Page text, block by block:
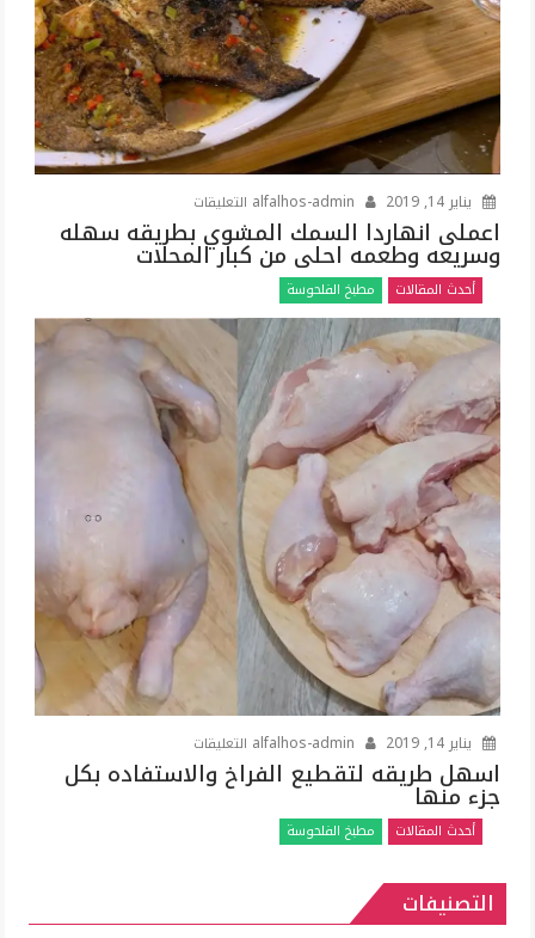
يناير 14, 2019 التعليقات
اعملى
انهاردا
بطريقه
سهله
وسريعه
وطعمه
احلى
من
كبار
المحلات
مغلقة
اعملى انهاردا السمك المشوي بطريقه سهله
وسريعه وطعمه احلى من كبار المحلات
أحدث المقالات مطبخ الفلحوسة
يناير 14, 2019 التعليقات
اسهل
جزء
اسهل طريقه لتقطيع الفراخ والاستفاده بكل
جزء منها
أحدث المقالات مطبخ الفلحوسة
التصنيفات